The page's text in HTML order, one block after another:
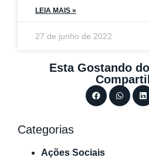
LEIA MAIS »
27 de junho de 2022
Esta Gostando
Categorias
Ações Sociais